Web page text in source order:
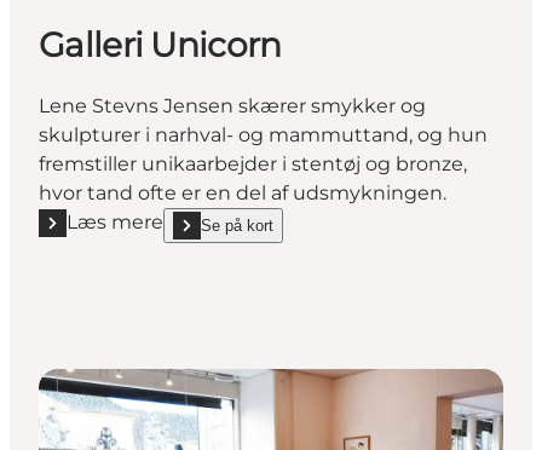
Galleri Unicorn
Lene Stevns Jensen skærer smykker og
skulpturer i narhval- og mammuttand, og hun
fremstiller unikaarbejder i stentøj og bronze,
hvor tand ofte er en del af udsmykningen.
Læs mere
Læs mere "Galleri Unicorn"
Se på kort
show Galleri Unicorn on_map